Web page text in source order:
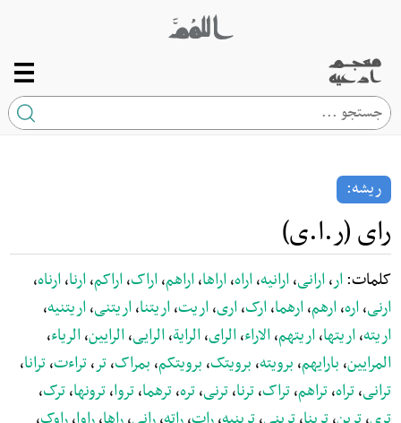
ریشه:
رای (ر.ا.ی)
کلمات:ار،ارانی،ارانیه،اراه،اراها،اراهم،اراک،اراکم،ارنا،ارناه،
ارنی،اره،ارهم،ارهما،ارک،اری،اریت،اریتنا،اریتنی،اریتنیه،
اریته،اریتها،اریتهم،الاراء،الرای،الرایة،الرایی،الرایین،الریاء،
المرایین، بارایهم، برویته، برویتک، برویتکم، بمراک،تر،تراءت،ترانا،
ترانی،تراه،تراهم،تراک،ترنا،ترنی،تره،ترهما،تروا،ترونها،ترک،